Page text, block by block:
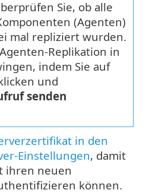
Sie, ob alle
Komponenten (Agenten)
mal repliziert wurden.
Replikation in
indem Sie auf
und
senden
in den
Einstellungen, damit
ihren neuen
können.